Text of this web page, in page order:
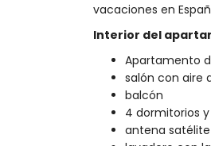
vacaciones en
Interior del
Apartamento
salón con aire
balcón
4 dormitorios
antena satélite